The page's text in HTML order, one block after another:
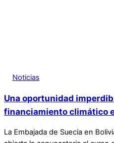
Noticias
Una oportunidad
financiamiento climático
La Embajada de Suecia en